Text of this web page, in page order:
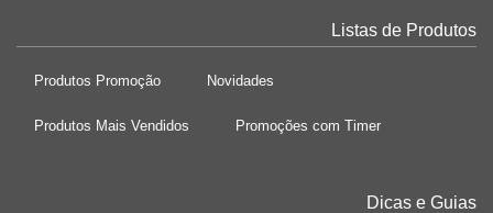
Listas de Produtos
Produtos Promoção Novidades
Produtos Mais Vendidos Promoções com Timer
Dicas e Guias